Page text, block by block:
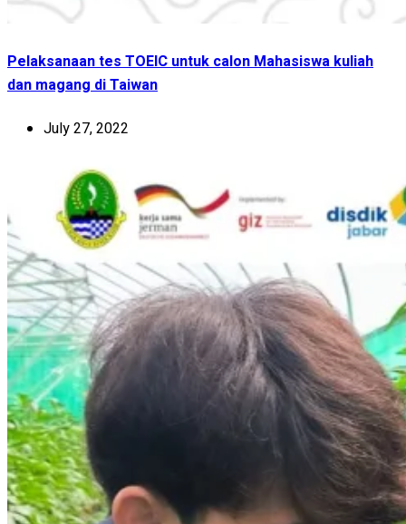
Pelaksanaan tes TOEIC untuk calon Mahasiswa kuliah
dan magang di Taiwan
July 27, 2022